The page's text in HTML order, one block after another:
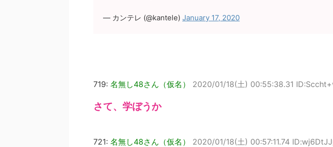
— カンテレ (@kantele) January 17, 2020
719: 名無し48さん（仮名） 2020/01/18(土) 00:55:38.31
さて、学ぼうか
721: 名無し48さん（仮名） 2020/01/18(土) 00:57:11.74